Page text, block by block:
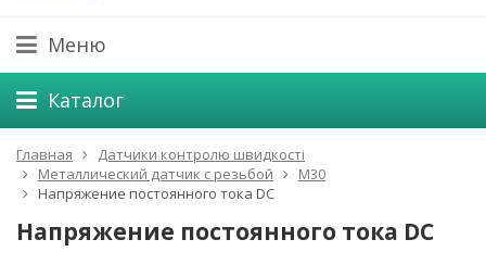
Меню
Каталог
Главная
Датчики контролю швидкості
Металлический датчик с резьбой
М30
Напряжение постоянного тока DC
Напряжение постоянного тока DC